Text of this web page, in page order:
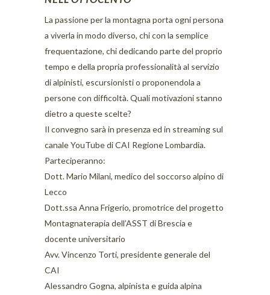
La passione per la montagna porta ogni persona
a viverla in modo diverso, chi con la semplice
frequentazione, chi dedicando parte del proprio
tempo e della propria professionalità al servizio
di alpinisti, escursionisti o proponendola a
persone con difficoltà. Quali motivazioni stanno
dietro a queste scelte?
Il convegno sarà in presenza ed in streaming sul
canale YouTube di CAI Regione Lombardia.
Parteciperanno:
Dott. Mario Milani, medico del soccorso alpino di
Lecco
Dott.ssa Anna Frigerio, promotrice del progetto
Montagnaterapia dell’ASST di Brescia e
docente universitario
Avv. Vincenzo Torti, presidente generale del
CAI
Alessandro Gogna, alpinista e guida alpina